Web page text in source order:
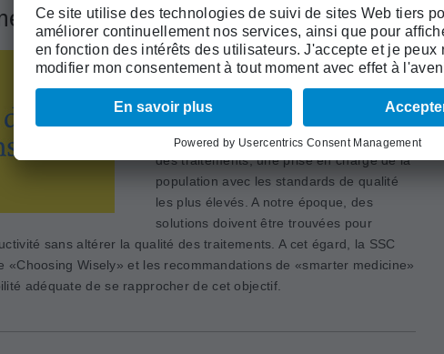
la liste «Top-5» de la SSC
Depuis quelques années, la Société suisse
de chirurgie (SSC) s’engage pour que la
chirurgiens permette, grâce à des travaux
et des mesures scientifiques de la qualité
des traitements, une prise en charge de la
population avec les standards de qualité
les plus élevés. A notre époque, des
solutions doivent être trouvées pour
sans altérer la qualité des traitements. A cet égard, la SSC
«Choosing ­Wisely» et les recommandations de «smarter medicine»
adéquate de se rapprocher de cet objectif.